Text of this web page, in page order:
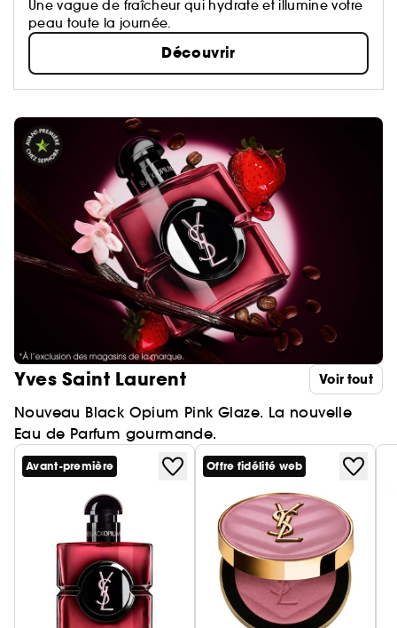
Une vague de fraîcheur qui hydrate et illumine votre
peau toute la journée.
Découvrir
Yves Saint Laurent
Nouveau Black Opium Pink Glaze. La nouvelle
Eau de Parfum gourmande.
Voir tout
Avant-première Offre fidélité web